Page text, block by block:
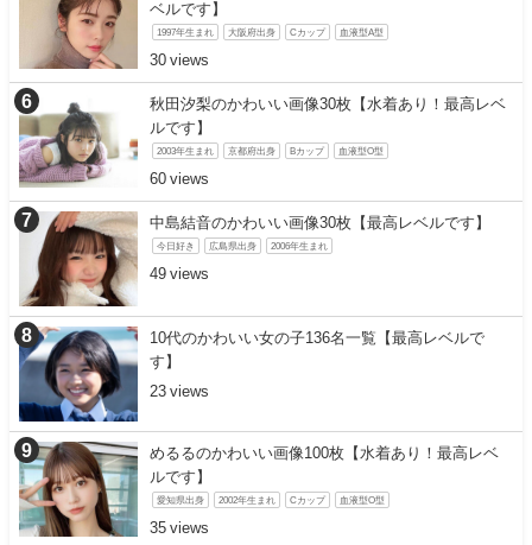
ベルです】
1997年生まれ 大阪府出身 Cカップ 血液型A型
30
秋田汐梨のかわいい画像30枚【水着あり！最高レベ
ルです】
2003年生まれ 京都府出身 Bカップ 血液型O型
60
中島結音のかわいい画像30枚【最高レベルです】
今日好き 広島県出身 2006年生まれ
49
10代のかわいい女の子136名一覧【最高レベルで
す】
23
めるるのかわいい画像100枚【水着あり！最高レベ
ルです】
愛知県出身 2002年生まれ Cカップ 血液型O型
35